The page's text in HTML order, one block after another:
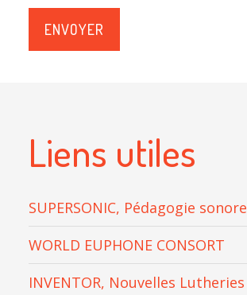
ENVOYER
Liens utiles
SUPERSONIC, Pédagogie sonore
WORLD EUPHONE CONSORT
INVENTOR, Nouvelles Lutheries